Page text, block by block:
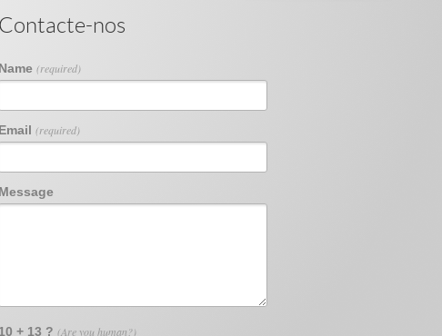
Contacte-nos
Name (required)
Email (required)
Message
10 + 13 ? (Are you human?)